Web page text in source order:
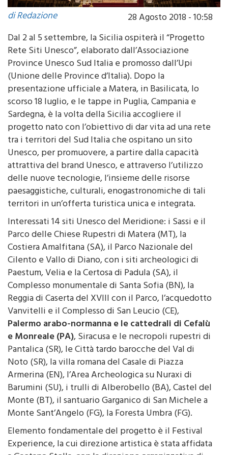
di Redazione
28 Agosto 2018 - 10:58
Dal 2 al 5 settembre, la Sicilia ospiterà il “Progetto
Rete Siti Unesco”, elaborato dall’Associazione
Province Unesco Sud Italia e promosso dall’Upi
(Unione delle Province d’Italia). Dopo la
presentazione ufficiale a Matera, in Basilicata, lo
scorso 18 luglio, e le tappe in Puglia, Campania e
Sardegna, è la volta della Sicilia accogliere il
progetto nato con l’obiettivo di dar vita ad una rete
tra i territori del Sud Italia che ospitano un sito
Unesco, per promuovere, a partire dalla capacità
attrattiva del brand Unesco, e attraverso l’utilizzo
delle nuove tecnologie, l’insieme delle risorse
paesaggistiche, culturali, enogastronomiche di tali
territori in un’offerta turistica unica e integrata.
Interessati 14 siti Unesco del Meridione: i Sassi e il
Parco delle Chiese Rupestri di Matera (MT), la
Costiera Amalfitana (SA), il Parco Nazionale del
Cilento e Vallo di Diano, con i siti archeologici di
Paestum, Velia e la Certosa di Padula (SA), il
Complesso monumentale di Santa Sofia (BN), la
Reggia di Caserta del XVIII con il Parco, l’acquedotto
Vanvitelli e il Complesso di San Leucio (CE),
Palermo arabo-normanna e le cattedrali di Cefalù
e Monreale (PA), Siracusa e le necropoli rupestri di
Pantalica (SR), le Città tardo barocche del Val di
Noto (SR), la villa romana del Casale di Piazza
Armerina (EN), l’Area Archeologica su Nuraxi di
Barumini (SU), i trulli di Alberobello (BA), Castel del
Monte (BT), il santuario Garganico di San Michele a
Monte Sant’Angelo (FG), la Foresta Umbra (FG).
Elemento fondamentale del progetto è il Festival
Experience, la cui direzione artistica è stata affidata